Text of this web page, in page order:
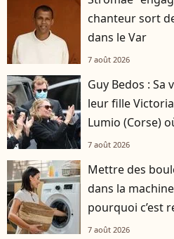
chanteur sort
dans le Var
7 août 2026
Guy Bedos : Sa
leur fille
Lumio (Corse)
7 août 2026
Mettre des
dans la
pourquoi c’est
7 août 2026